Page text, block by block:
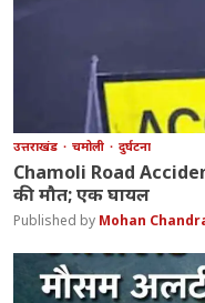
उत्तराखंड चमोली दुर्घटना
Chamoli Road
की मौत; एक घायल
Mohan